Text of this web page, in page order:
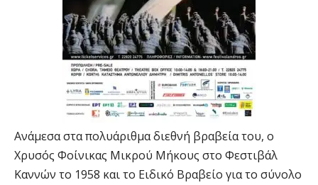
Ανάμεσα στα πολυάριθμα διεθνή βραβεία του, ο
Χρυσός Φοίνικας Μικρού Μήκους στο Φεστιβάλ
Καννών το 1958 και το Ειδικό Βραβείο για το σύνολο